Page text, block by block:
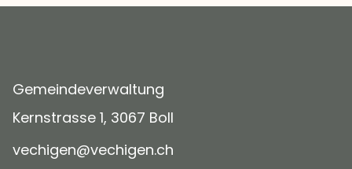
Gemeindeverwaltung
Kernstrasse 1, 3067 Boll
v ch g n v ch g n ch